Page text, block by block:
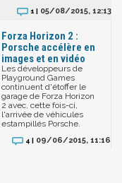
1 | 05/08/2015, 12:13
Forza Horizon 2 :
Porsche accélère en
images et en vidéo
Les développeurs de
Playground Games
continuent d'étoffer le
garage de Forza Horizon
2 avec, cette fois-ci,
l'arrivée de véhicules
estampillés Porsche.
4 | 09/06/2015, 11:16